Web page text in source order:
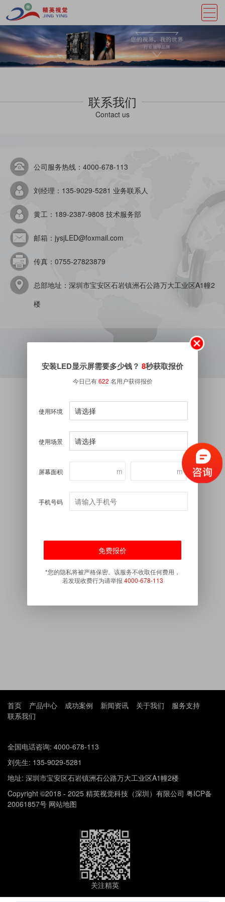
联系我们
Contact us
公司服务热线：4000-678-113
刘经理：135-9029-5281 业务联系人
黄工：189-2387-9808 技术服务部
邮箱：jysjLED@foxmail.com
传真：0755-27823879
总部地址：深圳市宝安区石岩镇洲石公路万大工业区A1幢2
楼
首页 产品中心 成功案例 新闻资讯 关于我们
服务支持
联系我们
全国电话咨询: 4000-678-113
刘先生: 135-9029-5281
地址: 深圳市宝安区石岩镇洲石公路万大工业区A1幢2楼
Copyright ©2018 - 2025 精英视觉科技（深圳）有限公司 粤ICP备
20061857号 网站地图
关注精英
安装LED显示屏需要多少钱？ 8秒获取报价
今日已有622 名用户获得报价
使用环境
使用场景
屏幕面积 m
m
手机号码
*您的隐私将被严格保密。该服务不收取任何费用，
若发现收费行为请举报 4000-678-113